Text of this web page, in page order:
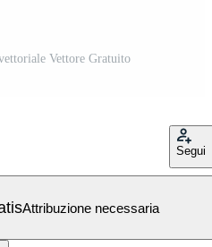
Vettore Gratuito
Segui
Attribuzione necessaria